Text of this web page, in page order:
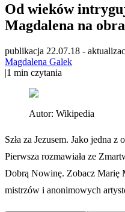
Od wieków
Magdalena na
publikacja 22.07.18 -
Magdalena Galek
|1 min czytania
Autor: Wikipedia
Szła za Jezusem. Jako jedna z
Pierwsza rozmawiała ze
Dobrą Nowinę. Zobacz Marię
mistrzów i anonimowych